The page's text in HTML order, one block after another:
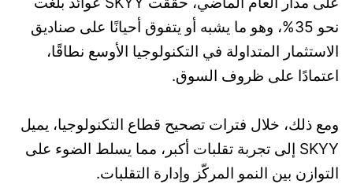
نحو 35%، وهو ما يشبه أو يتفوق أحيانًا على صناديق
الاستثمار المتداولة في التكنولوجيا الأوسع نطاقًا،
اعتمادًا على ظروف السوق.
ومع ذلك، خلال فترات تصحيح قطاع التكنولوجيا، يميل
SKYY إلى تجربة تقلبات أكبر، مما يسلط الضوء على
التوازن بين النمو المركّز وإدارة التقلبات.